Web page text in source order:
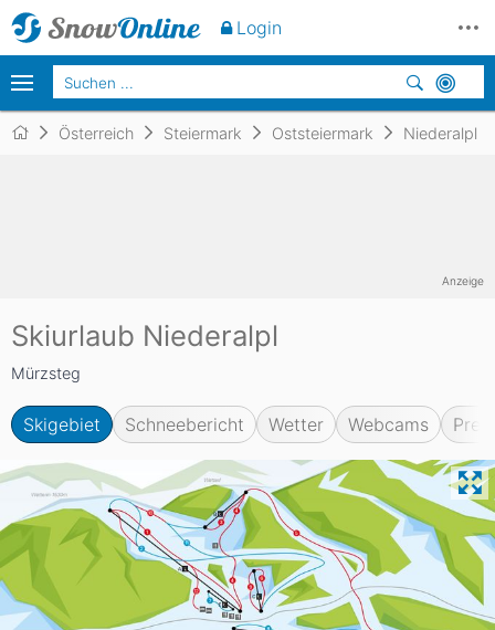
Österreich Steiermark Oststeiermark Niederalpl
Skiurlaub Niederalpl
Mürzsteg
Skigebiet Schneebericht Wetter Webcams
Anzeige
Login